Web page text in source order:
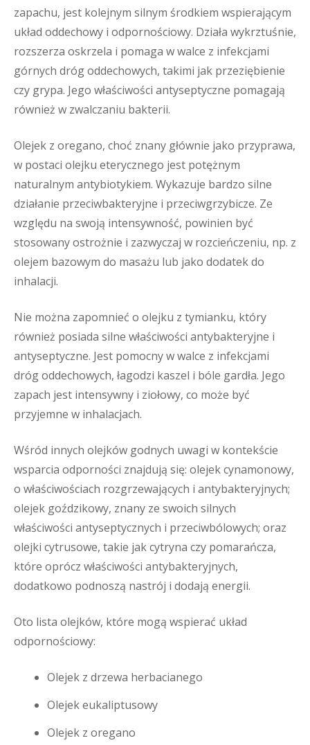
zapachu, jest kolejnym silnym środkiem wspierającym
układ oddechowy i odpornościowy. Działa wykrztuśnie,
rozszerza oskrzela i pomaga w walce z infekcjami
górnych dróg oddechowych, takimi jak przeziębienie
czy grypa. Jego właściwości antyseptyczne pomagają
również w zwalczaniu bakterii.
Olejek z oregano, choć znany głównie jako przyprawa,
w postaci olejku eterycznego jest potężnym
naturalnym antybiotykiem. Wykazuje bardzo silne
działanie przeciwbakteryjne i przeciwgrzybicze. Ze
względu na swoją intensywność, powinien być
stosowany ostrożnie i zazwyczaj w rozcieńczeniu, np. z
olejem bazowym do masażu lub jako dodatek do
inhalacji.
Nie można zapomnieć o olejku z tymianku, który
również posiada silne właściwości antybakteryjne i
antyseptyczne. Jest pomocny w walce z infekcjami
dróg oddechowych, łagodzi kaszel i bóle gardła. Jego
zapach jest intensywny i ziołowy, co może być
przyjemne w inhalacjach.
Wśród innych olejków godnych uwagi w kontekście
wsparcia odporności znajdują się: olejek cynamonowy,
o właściwościach rozgrzewających i antybakteryjnych;
olejek goździkowy, znany ze swoich silnych
właściwości antyseptycznych i przeciwbólowych; oraz
olejki cytrusowe, takie jak cytryna czy pomarańcza,
które oprócz właściwości antybakteryjnych,
dodatkowo podnoszą nastrój i dodają energii.
Oto lista olejków, które mogą wspierać układ
odpornościowy:
Olejek z drzewa herbacianego
Olejek eukaliptusowy
Olejek z oregano